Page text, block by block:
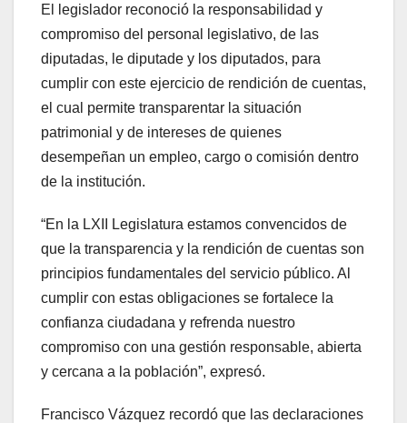
El legislador reconoció la responsabilidad y
compromiso del personal legislativo, de las
diputadas, le diputade y los diputados, para
cumplir con este ejercicio de rendición de cuentas,
el cual permite transparentar la situación
patrimonial y de intereses de quienes
desempeñan un empleo, cargo o comisión dentro
de la institución.
“En la LXII Legislatura estamos convencidos de
que la transparencia y la rendición de cuentas son
principios fundamentales del servicio público. Al
cumplir con estas obligaciones se fortalece la
confianza ciudadana y refrenda nuestro
compromiso con una gestión responsable, abierta
y cercana a la población”, expresó.
Francisco Vázquez recordó que las declaraciones